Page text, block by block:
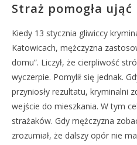
Straż pomogła ująć
Kiedy 13 stycznia gliwiccy
Katowicach, mężczyzna
domu”. Liczył, że cierpliwość
wyczerpie. Pomylił się jednak.
przyniosły rezultatu, kryminalni
wejście do mieszkania. W tym
strażaków. Gdy mężczyzna
zrozumiał, że dalszy opór nie